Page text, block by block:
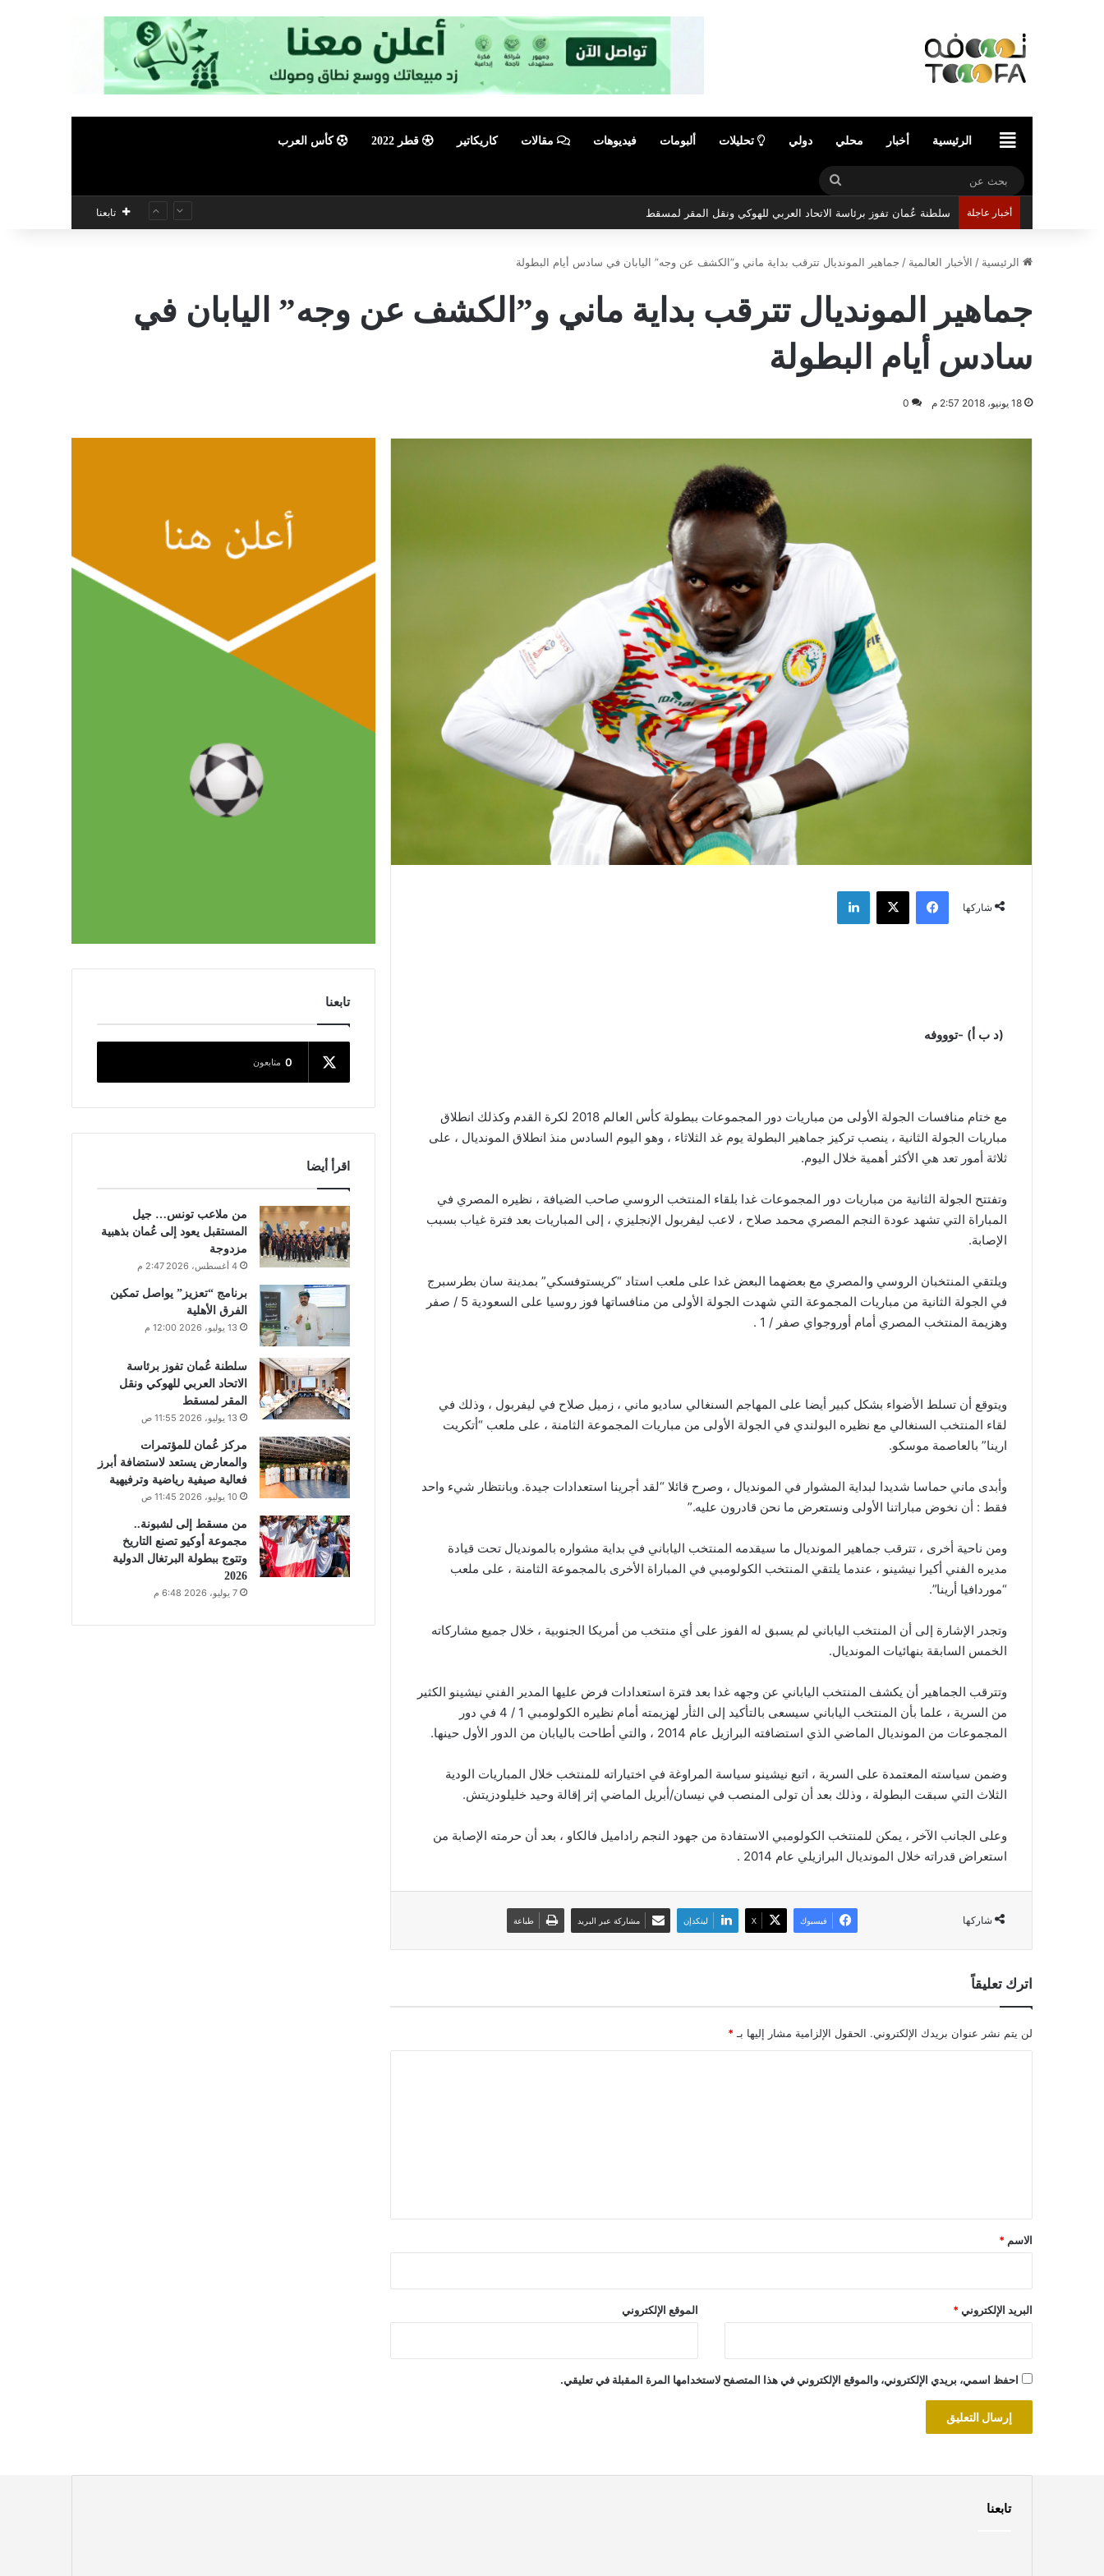
الرئيسيةالرئيسية أخبار محلي دولي تحليلات ألبومات فيديوهات مقالات كاريكاتير قطر 2022 كأس العرب
بحث
عن
أخبار عاجلة
سلطنة عُمان تفوز برئاسة الاتحاد العربي للهوكي ونقل المقر لمسقط
تابعنا
الرئيسية / الأخبار العالمية / جماهير المونديال تترقب بداية ماني و”الكشف عن وجه” اليابان في سادس أيام البطولة
جماهير المونديال تترقب بداية ماني و”الكشف عن وجه” اليابان في
سادس أيام البطولة
18 يونيو، 2018 2:57 م 0
شاركها
فيسبوك ‫X لينكدإن
(د ب أ) -توووفه
مع ختام منافسات الجولة الأولى من مباريات دور المجموعات ببطولة كأس العالم 2018 لكرة القدم وكذلك انطلاق
مباريات الجولة الثانية ، ينصب تركيز جماهير البطولة يوم غد الثلاثاء ، وهو اليوم السادس منذ انطلاق المونديال ، على
ثلاثة أمور تعد هي الأكثر أهمية خلال اليوم.
وتفتتح الجولة الثانية من مباريات دور المجموعات غدا بلقاء المنتخب الروسي صاحب الضيافة ، نظيره المصري في
المباراة التي تشهد عودة النجم المصري محمد صلاح ، لاعب ليفربول الإنجليزي ، إلى المباريات بعد فترة غياب بسبب
الإصابة.
ويلتقي المنتخبان الروسي والمصري مع بعضهما البعض غدا على ملعب استاد “كريستوفسكي” بمدينة سان بطرسبرج
في الجولة الثانية من مباريات المجموعة التي شهدت الجولة الأولى من منافساتها فوز روسيا على السعودية 5 / صفر
وهزيمة المنتخب المصري أمام أوروجواي صفر / 1 .
ويتوقع أن تسلط الأضواء بشكل كبير أيضا على المهاجم السنغالي ساديو ماني ، زميل صلاح في ليفربول ، وذلك في
لقاء المنتخب السنغالي مع نظيره البولندي في الجولة الأولى من مباريات المجموعة الثامنة ، على ملعب “أتكريت
ارينا” بالعاصمة موسكو.
وأبدى ماني حماسا شديدا لبداية المشوار في المونديال ، وصرح قائلا “لقد أجرينا استعدادات جيدة. وبانتظار شيء واحد
فقط : أن نخوض مباراتنا الأولى ونستعرض ما نحن قادرون عليه.”
ومن ناحية أخرى ، تترقب جماهير المونديال ما سيقدمه المنتخب الياباني في بداية مشواره بالمونديال تحت قيادة
مديره الفني أكيرا نيشينو ، عندما يلتقي المنتخب الكولومبي في المباراة الأخرى بالمجموعة الثامنة ، على ملعب
“موردافيا أرينا”.
وتجدر الإشارة إلى أن المنتخب الياباني لم يسبق له الفوز على أي منتخب من أمريكا الجنوبية ، خلال جميع مشاركاته
الخمس السابقة بنهائيات المونديال.
وتترقب الجماهير أن يكشف المنتخب الياباني عن وجهه غدا بعد فترة استعدادات فرض عليها المدير الفني نيشينو الكثير
من السرية ، علما بأن المنتخب الياباني سيسعى بالتأكيد إلى الثأر لهزيمته أمام نظيره الكولومبي 1 / 4 في دور
المجموعات من المونديال الماضي الذي استضافته البرازيل عام 2014 ، والتي أطاحت باليابان من الدور الأول حينها.
وضمن سياسته المعتمدة على السرية ، اتبع نيشينو سياسة المراوغة في اختياراته للمنتخب خلال المباريات الودية
الثلاث التي سبقت البطولة ، وذلك بعد أن تولى المنصب في نيسان/أبريل الماضي إثر إقالة وحيد خليلودزيتش.
وعلى الجانب الآخر ، يمكن للمنتخب الكولومبي الاستفادة من جهود النجم راداميل فالكاو ، بعد أن حرمته الإصابة من
استعراض قدراته خلال المونديال البرازيلي عام 2014 .
شاركها فيسبوك ‫X لينكدإن مشاركة عبر البريد طباعة
اترك تعليقاً
لن يتم نشر عنوان بريدك الإلكتروني. الحقول الإلزامية مشار إليها بـ*
*
الاسم *
البريد الإلكتروني* الموقع الإلكتروني
احفظ اسمي، بريدي الإلكتروني، والموقع الإلكتروني في هذا المتصفح لاستخدامها المرة المقبلة في تعليقي.
تابعنا
0 متابعون
اقرأ أيضا
من ملاعب تونس… جيل
المستقبل يعود إلى عُمان بذهبية
مزدوجة
4 أغسطس، 2026 2:47 م
برنامج “تعزيز” يواصل تمكين
الفرق الأهلية
13 يوليو، 2026 12:00 م
سلطنة عُمان تفوز برئاسة
الاتحاد العربي للهوكي ونقل
المقر لمسقط
13 يوليو، 2026 11:55 ص
مركز عُمان للمؤتمرات
والمعارض يستعد لاستضافة أبرز
فعالية صيفية رياضية وترفيهية
10 يوليو، 2026 11:45 ص
من مسقط إلى لشبونة..
مجموعة أوكيو تصنع التاريخ
وتتوج ببطولة البرتغال الدولية
2026
7 يوليو، 2026 6:48 م
تابعنا